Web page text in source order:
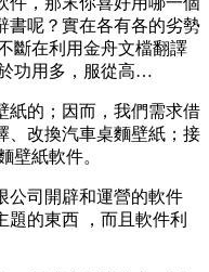
呢？實在各有各的劣勢
不斷在利用金舟文檔翻譯
功用多，服從高…
；因而，我們需求借
、改換汽車桌麵壁紙；接
軟件。
開辟和運營的軟件
東西  ，而且軟件利